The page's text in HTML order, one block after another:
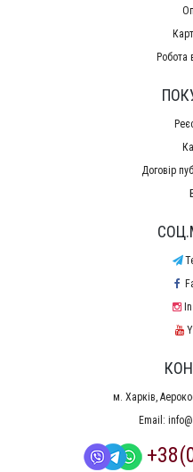
Робота
Договір
м. Харків,
Email: